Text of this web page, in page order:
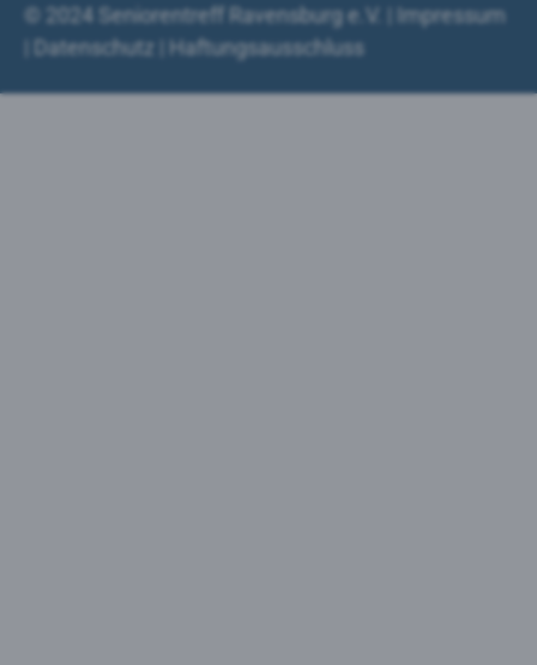
© 2024 Seniorentreff Ravensburg e.V.
Impressum
Datenschutz Haftungsausschluss